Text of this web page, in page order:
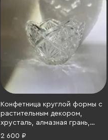
Конфетница круглой формы с
растительным декором,
хрусталь, алмазная грань,
СССР, 1970-1990 гг.
2 600 ₽